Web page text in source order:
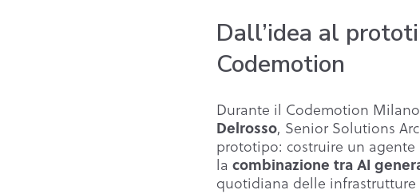
Dall’idea al
Codemotion
Durante il Codemotion
Delrosso, Senior Solutions
prototipo: costruire un
la combinazione tra AI
quotidiana delle infrastrutture